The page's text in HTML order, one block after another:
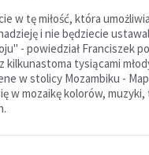
w tę miłość, która
i nie będziecie
- powiedział Franciszek
kilkunastoma tysiącami
w stolicy Mozambiku -
w mozaikę kolorów,